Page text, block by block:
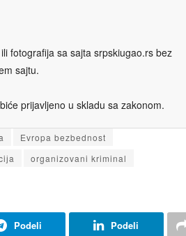
fotografija sa sajta srpskiugao.rs bez
sajtu.
prijavljeno u skladu sa zakonom.
Evropa bezbednost
organizovani kriminal
Podeli Podeli